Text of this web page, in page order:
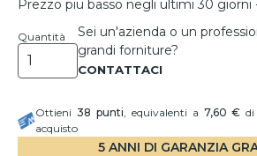
Prezzo piu basso negli ultimi 30 giorni
Quantità
Sei un'azienda o un
grandi forniture?
Ottieni 38 punti, equivalenti a 7,60 €
acquisto
5 ANNI DI GARANZIA